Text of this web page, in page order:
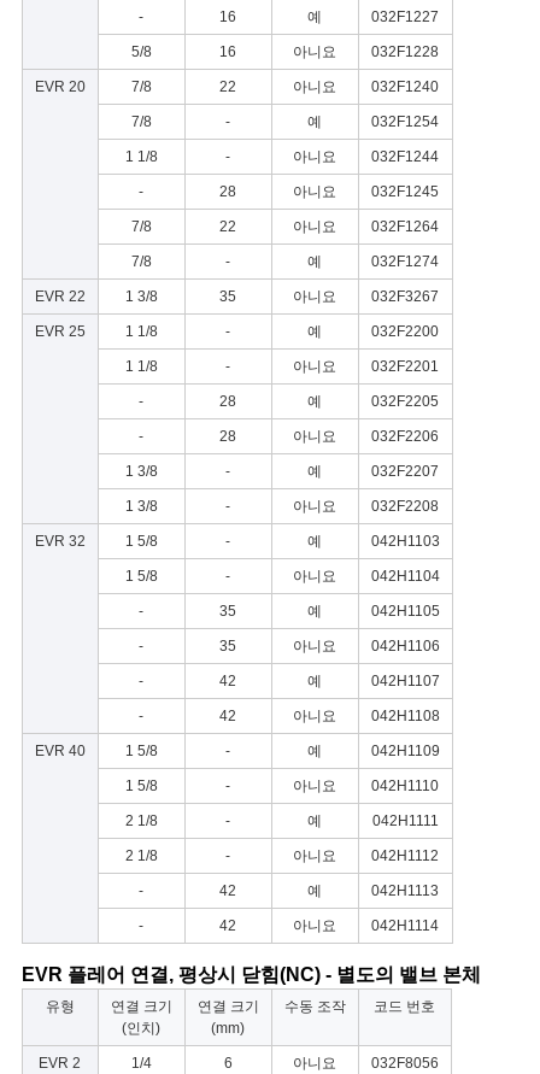
- 16 예 032F1227
5/8 16 아니요 032F1228
EVR 20 7/8 22 아니요 032F1240
7/8 - 예 032F1254
1 1/8 - 아니요 032F1244
- 28 아니요 032F1245
7/8 22 아니요 032F1264
7/8 - 예 032F1274
EVR 22 1 3/8 35 아니요 032F3267
EVR 25 1 1/8 - 예 032F2200
1 1/8 - 아니요 032F2201
- 28 예 032F2205
- 28 아니요 032F2206
1 3/8 - 예 032F2207
1 3/8 - 아니요 032F2208
EVR 32 1 5/8 - 예 042H1103
1 5/8 - 아니요 042H1104
- 35 예 042H1105
- 35 아니요 042H1106
- 42 예 042H1107
- 42 아니요 042H1108
EVR 40 1 5/8 - 예 042H1109
1 5/8 - 아니요 042H1110
2 1/8 - 예 042H1111
2 1/8 - 아니요 042H1112
- 42 예 042H1113
- 42 아니요 042H1114
EVR 플레어 연결, 평상시 닫힘(NC) - 별도의 밸브 본체
유형
연결 크기
(인치)
연결 크기
(mm)
수동 조작 코드 번호
EVR 2 1/4 6 아니요 032F8056